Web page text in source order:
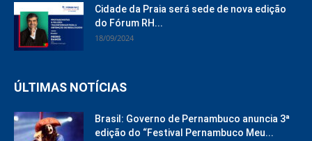
Cidade da Praia será sede de nova edição
do Fórum RH...
18/09/2024
ÚLTIMAS NOTÍCIAS
Brasil: Governo de Pernambuco anuncia 3ª
edição do “Festival Pernambuco Meu...